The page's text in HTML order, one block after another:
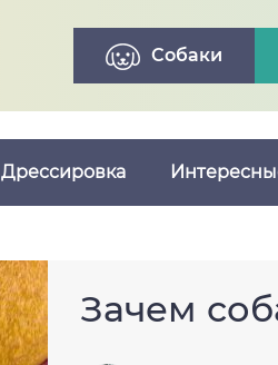
Собаки
Дрессировка
Зачем